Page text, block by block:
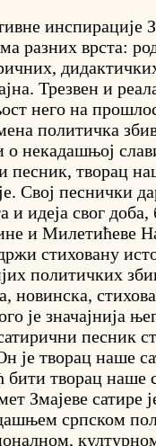
инспирације
разних врста:
Трезвен и
него на
политичка
о некадашњој
песник, творац
Свој песнички
и идеја свог доба,
и Милетићеве
стиховану
политичких
новинска,
је значајнија
песник
је творац наше
творац наше
Змајеве сатире
српском